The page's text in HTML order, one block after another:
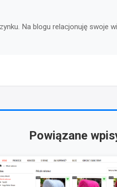
Na blogu relacjonuję swoje
Powiązane